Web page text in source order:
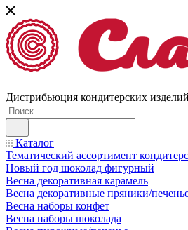
Дистрибьюция кондитерских
Каталог
Тематический ассортимент
Новый год шоколад фигурный
Весна декоративная карамель
Весна декоративные пряники/
Весна наборы конфет
Весна наборы шоколада